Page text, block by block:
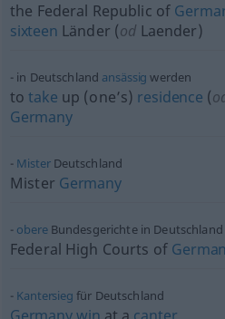
the Federal Republic of
sixteen Länder (od Laender)
in Deutschland ansässig werden
totake up (one’s) residence (
Germany
MisterDeutschland
Mister Germany
obereBundesgerichte in Deutschland
Federal High Courts of
Kantersieg für Deutschland